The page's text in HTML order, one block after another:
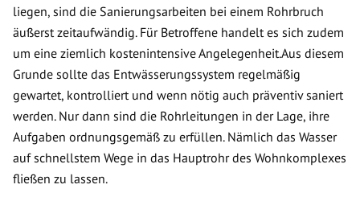
liegen, sind die Sanierungsarbeiten bei einem Rohrbruch
äußerst zeitaufwändig. Für Betroffene handelt es sich zudem
um eine ziemlich kostenintensive Angelegenheit.Aus diesem
Grunde sollte das Entwässerungssystem regelmäßig
gewartet, kontrolliert und wenn nötig auch präventiv saniert
werden. Nur dann sind die Rohrleitungen in der Lage, ihre
Aufgaben ordnungsgemäß zu erfüllen. Nämlich das Wasser
auf schnellstem Wege in das Hauptrohr des Wohnkomplexes
fließen zu lassen.